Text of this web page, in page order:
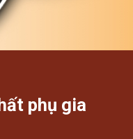
phụ gia